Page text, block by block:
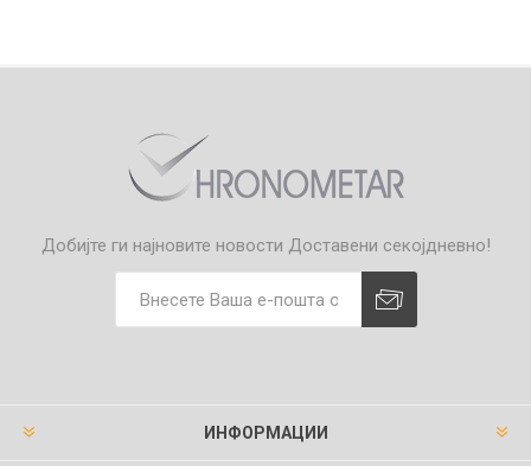
Добијте ги најновите новости Доставени секојдневно!
ИНФОРМАЦИИ